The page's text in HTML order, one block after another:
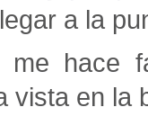
a la
me hace
vista en la